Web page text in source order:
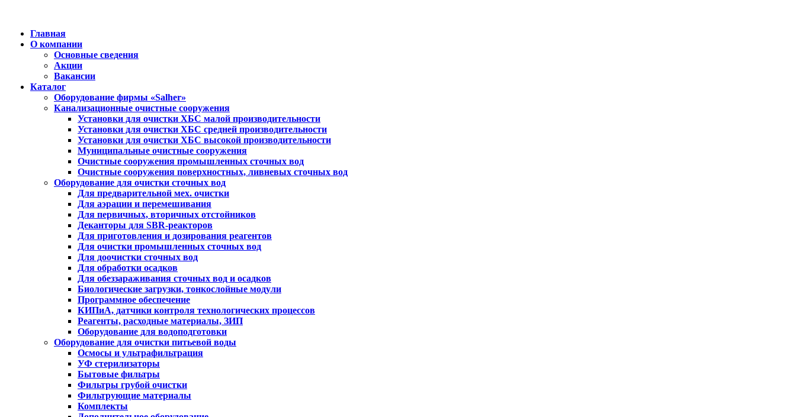
Главная
О компании
Основные сведения
Акции
Вакансии
Каталог
Оборудование фирмы «Salher»
Канализационные очистные сооружения
Установки для очистки ХБС малой производительности
Установки для очистки ХБС средней производительности
Установки для очистки ХБС высокой производительности
Муниципальные очистные сооружения
Очистные сооружения промышленных сточных вод
Очистные сооружения поверхностных, ливневых сточных вод
Оборудование для очистки сточных вод
Для предварительной мех. очистки
Для аэрации и перемешивания
Для первичных, вторичных отстойников
Деканторы для SBR-реакторов
Для приготовления и дозирования реагентов
Для очистки промышленных сточных вод
Для доочистки сточных вод
Для обработки осадков
Для обеззараживания сточных вод и осадков
Биологические загрузки, тонкослойные модули
Программное обеспечение
КИПиА, датчики контроля технологических процессов
Реагенты, расходные материалы, ЗИП
Оборудование для водоподготовки
Оборудование для очистки питьевой воды
Осмосы и ультрафильтрация
УФ стерилизаторы
Бытовые фильтры
Фильтры грубой очистки
Фильтрующие материалы
Комплекты